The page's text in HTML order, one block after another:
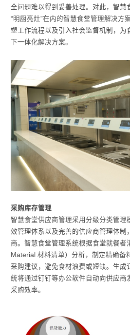
全问题难以得到妥善处理。对此，智慧
“明厨亮灶”在内的智慧食堂管理解决方
塑工作流程以及引入社会监督机制，为
下一体化解决方案。
采购库存管理
智慧食堂供应商管理采用分级分类管理
效管理体系以及完善的供应商管理体制
商。智慧食堂管理系统根据食堂就餐者
Material 材料清单）分析，制定精确备
采购建议，避免食材浪费或短缺。生成
统将通过钉钉等办公软件自动向供应商
采购效率。